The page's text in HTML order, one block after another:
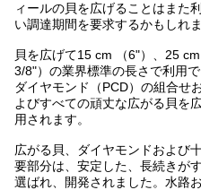
ィールの貝を広げることはまた
い調達期間を要求するかもしれま
貝を広げて15 cm （6"）、25
3/8"）の業界標準の長さで利用
ダイヤモンド（PCD）の組合せ
よびすべての頑丈な広がる貝を
用されます。
広がる貝、ダイヤモンドおよび
要部分は、安定した、長続きが
選ばれ、開発されました。水路